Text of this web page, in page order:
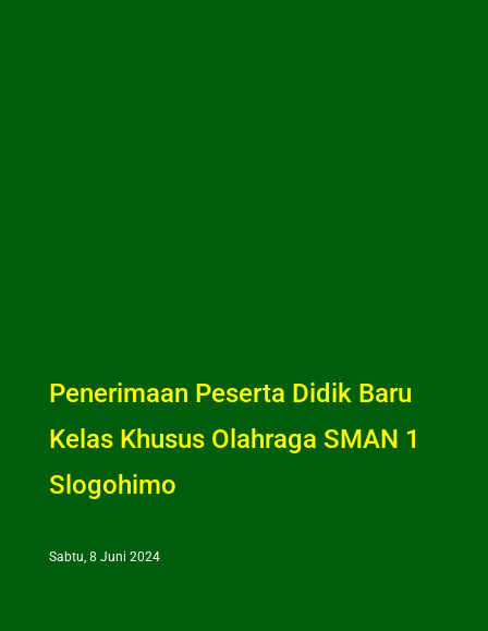
Penerimaan Peserta Didik Baru
Kelas Khusus Olahraga SMAN 1
Slogohimo
Sabtu, 8 Juni 2024